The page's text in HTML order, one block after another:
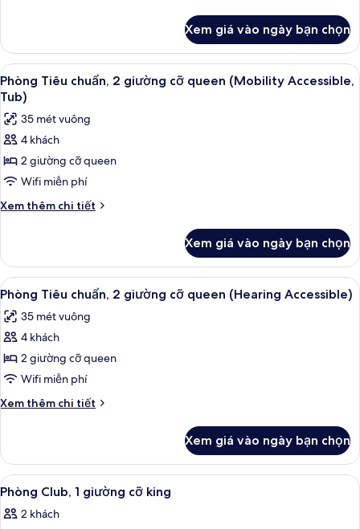
cảnh
bến
du
thuyền
(Mobility
Accessible,
Roll-
in
Shower)
Phòng,
giường
cỡ
king,
quang
cảnh
du
thuyền
Accessible,
Xem giá vào ngày bạn chọn
Xem
tất
cả
ảnh
Phòng
Tiêu
chuẩn,
2
queen
(Mobility
Accessible,
Tub)
Minibar, két bảo mật tại phòng, bàn
4
Phòng Tiêu chuẩn, 2 giường cỡ queen (Mobility Accessible,
Tub)
35 mét vuông
4 khách
2 giường cỡ queen
Wifi miễn phí
Xem thêm chi tiết
Chi
Phòng
Tiêu
chuẩn,
giường
cỡ
(Mobility
Accessible,
Xem giá vào ngày bạn chọn
Xem
tất
cả
ảnh
Phòng
Tiêu
chuẩn,
2
cỡ
queen
(Hearing
Accessible)
Minibar, két bảo mật tại phòng, bàn
4
Phòng Tiêu chuẩn, 2 giường cỡ queen (Hearing Accessible)
35 mét vuông
4 khách
2 giường cỡ queen
Wifi miễn phí
Xem thêm chi tiết
Chi
Phòng
Tiêu
chuẩn,
giường
Xem giá vào ngày bạn chọn
Xem
tất
cả
Minibar, két bảo mật tại phòng, bàn
16
Phòng Club, 1 giường cỡ king
2 khách